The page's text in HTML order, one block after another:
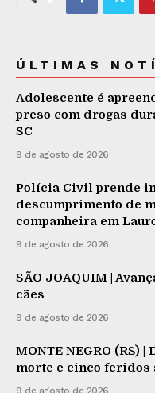
ÚLTIMAS
Adolescente é
preso com drogas
SC
9 de agosto de 2026
Polícia Civil prende
descumprimento de
companheira em
9 de agosto de 2026
SÃO JOAQUIM |
cães
9 de agosto de 2026
MONTE NEGRO (RS)
morte e cinco feridos